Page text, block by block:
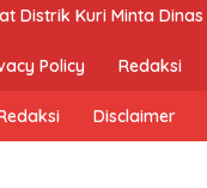
Distrik Kuri Minta Dinas
Policy Redaksi
Disclaimer